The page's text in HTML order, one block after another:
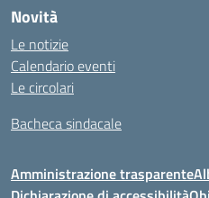
Novità
Le notizie
Calendario eventi
Le circolari
Bacheca sindacale
Amministrazione trasparente